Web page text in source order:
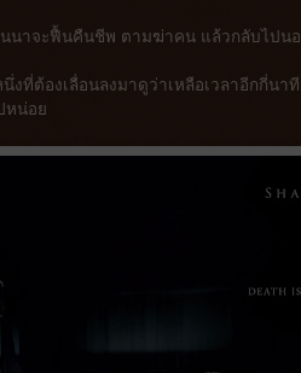
นาจะฟื้นคืนชีพ ตามฆ่าคน แล้วกลับไปน
ที่ต้องเลื่อนลงมาดูว่าเหลือเวลาอีกกี่นา
หน่อย